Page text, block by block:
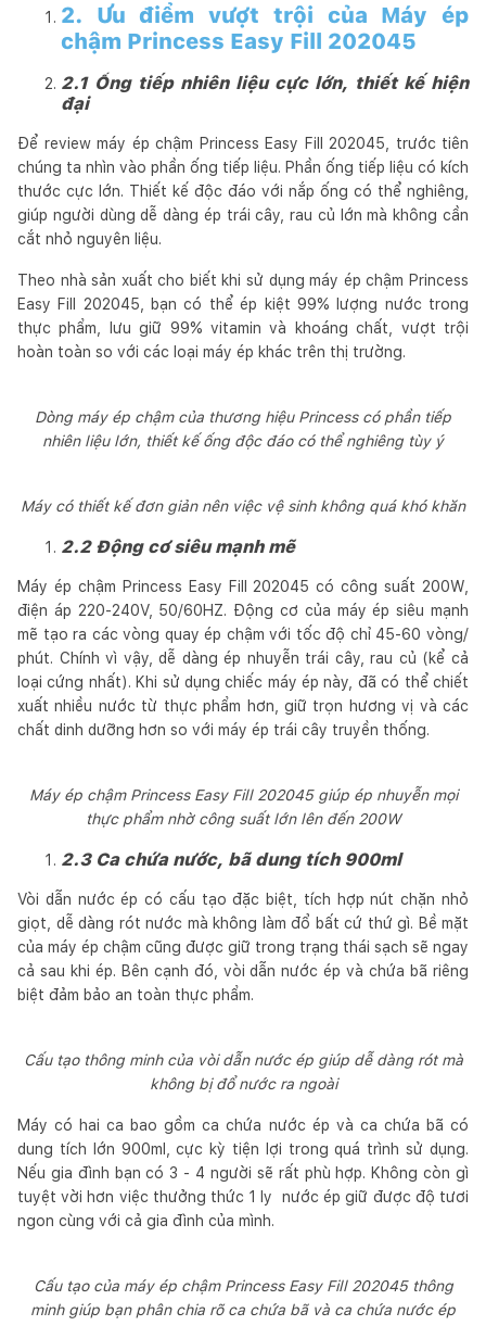
2. Ưu điểm vượt trội của Máy ép
chậm Princess Easy Fill 202045
2.1 Ống tiếp nhiên liệu cực lớn, thiết kế hiện
đại
Để review máy ép chậm Princess Easy Fill 202045, trước tiên
chúng ta nhìn vào phần ống tiếp liệu. Phần ống tiếp liệu có kích
thước cực lớn. Thiết kế độc đáo với nắp ống có thể nghiêng,
giúp người dùng dễ dàng ép trái cây, rau củ lớn mà không cần
cắt nhỏ nguyên liệu.
Theo nhà sản xuất cho biết khi sử dụng máy ép chậm Princess
Easy Fill 202045, bạn có thể ép kiệt 99% lượng nước trong
thực phẩm, lưu giữ 99% vitamin và khoáng chất, vượt trội
hoàn toàn so với các loại máy ép khác trên thị trường.
Dòng máy ép chậm của thương hiệu Princess có phần tiếp
nhiên liệu lớn, thiết kế ống độc đáo có thể nghiêng tùy ý
Máy có thiết kế đơn giản nên việc vệ sinh không quá khó khăn
2.2 Động cơ siêu mạnh mẽ
Máy ép chậm Princess Easy Fill 202045 có công suất 200W,
điện áp 220-240V, 50/60HZ. Động cơ của máy ép siêu mạnh
mẽ tạo ra các vòng quay ép chậm với tốc độ chỉ 45-60 vòng/
phút. Chính vì vậy, dễ dàng ép nhuyễn trái cây, rau củ (kể cả
loại cứng nhất). Khi sử dụng chiếc máy ép này, đã có thể chiết
xuất nhiều nước từ thực phẩm hơn, giữ trọn hương vị và các
chất dinh dưỡng hơn so với máy ép trái cây truyền thống.
Máy ép chậm Princess Easy Fill 202045 giúp ép nhuyễn mọi
thực phẩm nhờ công suất lớn lên đến 200W
2.3 Ca chứa nước, bã dung tích 900ml
Vòi dẫn nước ép có cấu tạo đặc biệt, tích hợp nút chặn nhỏ
giọt, dễ dàng rót nước mà không làm đổ bất cứ thứ gì. Bề mặt
của máy ép chậm cũng được giữ trong trạng thái sạch sẽ ngay
cả sau khi ép. Bên cạnh đó, vòi dẫn nước ép và chứa bã riêng
biệt đảm bảo an toàn thực phẩm.
Cấu tạo thông minh của vòi dẫn nước ép giúp dễ dàng rót mà
không bị đổ nước ra ngoài
Máy có hai ca bao gồm ca chứa nước ép và ca chứa bã có
dung tích lớn 900ml, cực kỳ tiện lợi trong quá trình sử dụng.
Nếu gia đình bạn có 3 - 4 người sẽ rất phù hợp. Không còn gì
tuyệt vời hơn việc thưởng thức 1 ly nước ép giữ được độ tươi
ngon cùng với cả gia đình của mình.
Cấu tạo của máy ép chậm Princess Easy Fill 202045 thông
minh giúp bạn phân chia rõ ca chứa bã và ca chứa nước ép